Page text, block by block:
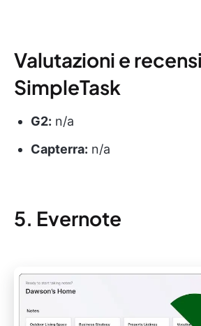
Valutazioni e
SimpleTask
G2: n/a
Capterra: n/a
5. Evernote